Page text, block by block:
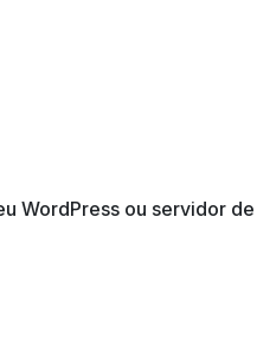
WordPress ou servidor